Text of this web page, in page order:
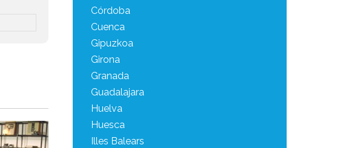
Córdoba
Cuenca
Gipuzkoa
Girona
Granada
Guadalajara
Huelva
Huesca
Illes Balears